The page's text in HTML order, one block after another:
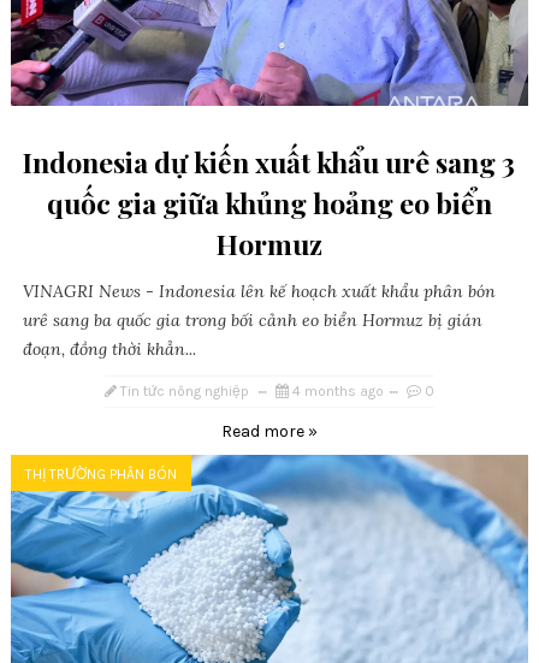
Indonesia dự kiến xuất khẩu urê sang 3
quốc gia giữa khủng hoảng eo biển
Hormuz
VINAGRI News - Indonesia lên kế hoạch xuất khẩu phân bón
urê sang ba quốc gia trong bối cảnh eo biển Hormuz bị gián
đoạn, đồng thời khẳn...
Tin tức nông nghiệp 4 months ago 0
Read more »
THỊ TRƯỜNG PHÂN BÓN